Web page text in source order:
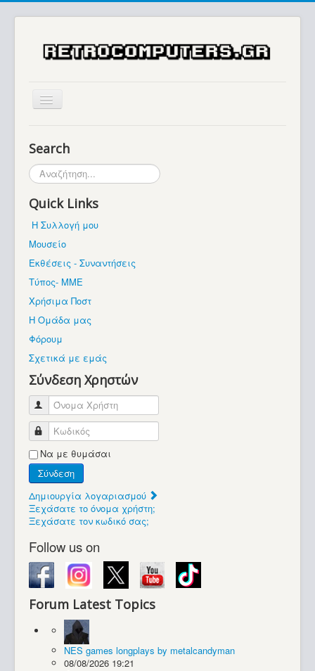
Μουσείο
Βρίσκεστε εδώ:
Συλλογές / Projects
Search
Αναζήτηση...
Quick Links
Η Συλλογή μου
Μουσείο
Εκθέσεις - Συναντήσεις
Τύπος- ΜΜΕ
Χρήσιμα Ποστ
Η Ομάδα μας
Φόρουμ
Σχετικά με εμάς
Σύνδεση Χρηστών
Όνομα Χρήστη
Κωδικός
Να με θυμάσαι
Σύνδεση
Δημιουργία λογαριασμού
Ξεχάσατε το όνομα χρήστη;
Ξεχάσατε τον κωδικό σας;
Follow us on
Forum Latest Topics
NES games longplays by metalcandyman
08/08/2026 19:21